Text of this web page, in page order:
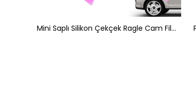
Mini Saplı Silikon Çekçek Ragle Cam Filmi Çekme Uygulama Aparatı 6x16cm Siyah Pembe